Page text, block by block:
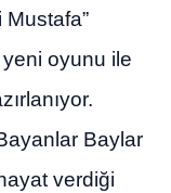
oyunu ile
Baylar
verdiği